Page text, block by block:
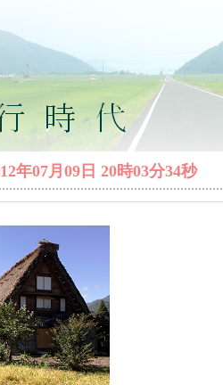
年07月09日 20時03分34秒